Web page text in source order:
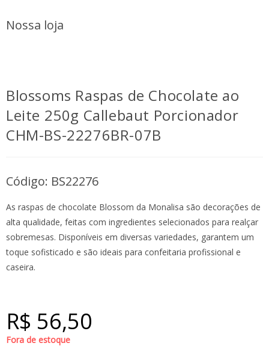
Nossa loja
Blossoms Raspas de Chocolate ao
Leite 250g Callebaut Porcionador
CHM-BS-22276BR-07B
Código: BS22276
As raspas de chocolate Blossom da Monalisa são decorações de
alta qualidade, feitas com ingredientes selecionados para realçar
sobremesas. Disponíveis em diversas variedades, garantem um
toque sofisticado e são ideais para confeitaria profissional e
caseira.
R$ 56,50
Fora de estoque